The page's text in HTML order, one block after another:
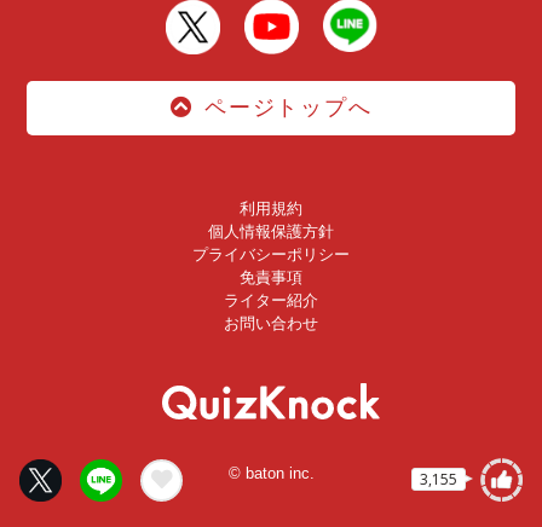
3,155
ページトップへ
利用規約
個人情報保護方針
プライバシーポリシー
免責事項
ライター紹介
お問い合わせ
© baton inc.